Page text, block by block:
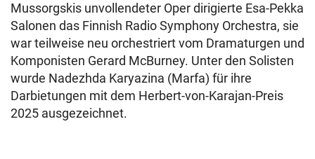
Mussorgskis unvollendeter Oper dirigierte Esa-Pekka
Salonen das Finnish Radio Symphony Orchestra, sie
war teilweise neu orchestriert vom Dramaturgen und
Komponisten Gerard McBurney. Unter den Solisten
wurde Nadezhda Karyazina (Marfa) für ihre
Darbietungen mit dem Herbert-von-Karajan-Preis
2025 ausgezeichnet.